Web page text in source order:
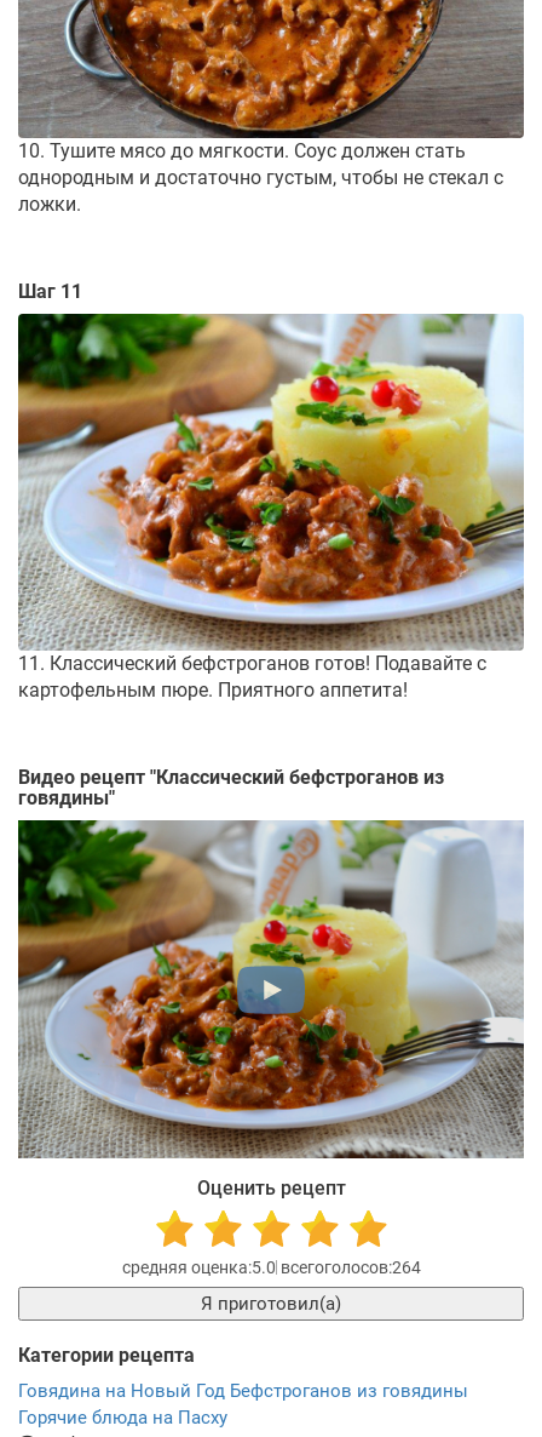
10. Тушите мясо до мягкости. Соус должен стать
однородным и достаточно густым, чтобы не стекал с
ложки.
Шаг 11
11. Классический бефстроганов готов! Подавайте с
картофельным пюре. Приятного аппетита!
Видео рецепт "Классический бефстроганов из
говядины"
Оценить рецепт
5.0 264
Я приготовил(а)
Категории рецепта
Говядина на Новый Год Бефстроганов из говядины
Горячие блюда на Пасху